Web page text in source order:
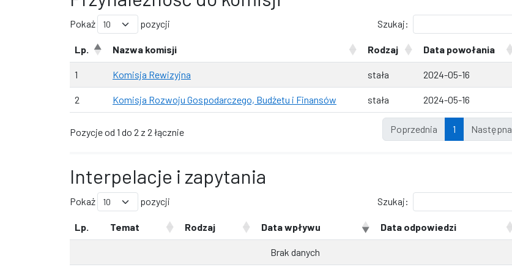
Pokaż pozycji Szukaj:
Lp. Nazwa komisji Rodzaj Data powołania
1 Komisja Rewizyjna stała 2024-05-16
2 Komisja Rozwoju Gospodarczego, Budżetu i Finansów stała 2024-05-16
Pozycje od 1 do 2 z 2 łącznie Poprzednia 1 Następna
Interpelacje i zapytania
Pokaż pozycji Szukaj:
Lp. Temat Rodzaj Data wpływu Data odpowiedzi
Brak danych